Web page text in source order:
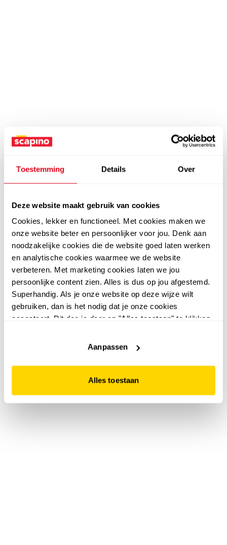
Toestemming Details Over
Deze website maakt gebruik van cookies
Cookies, lekker en functioneel. Met cookies maken we
onze website beter en persoonlijker voor jou. Denk aan
noodzakelijke cookies die de website goed laten werken
en analytische cookies waarmee we de website
verbeteren. Met marketing cookies laten we jou
persoonlijke content zien. Alles is dus op jou afgestemd.
Superhandig. Als je onze website op deze wijze wilt
gebruiken, dan is het nodig dat je onze cookies
accepteert. Dit doe je door op "Alles toestaan" te klikken.
website niet optimaal functioneert.
Aanpassen
Alles toestaan